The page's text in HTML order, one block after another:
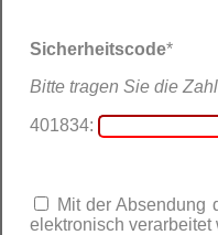
Sicherheitscode*
Bitte tragen Sie die
401834:
Mit der Absendung
elektronisch verarbeitet